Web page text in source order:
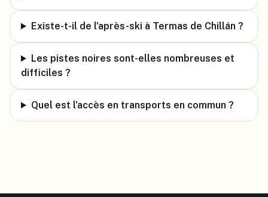
Existe-t-il de l'après-ski à Termas de Chillán ?
Les pistes noires sont-elles nombreuses et
difficiles ?
Quel est l'accès en transports en commun ?